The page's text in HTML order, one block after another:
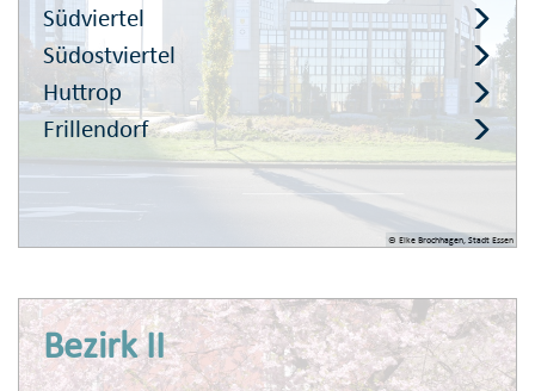
© Elke Brochhagen, Stadt Essen
Südviertel
Südostviertel
Huttrop
Frillendorf
Bezirk II